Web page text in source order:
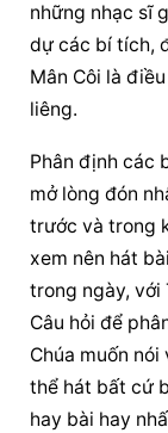
những nhạc sĩ
dự các bí tích,
Mân Côi là
liêng.
Phân định các
mở lòng đón
trước và trong
xem nên hát
trong ngày, với
Câu hỏi để
Chúa muốn
thể hát bất cứ
hay bài hay